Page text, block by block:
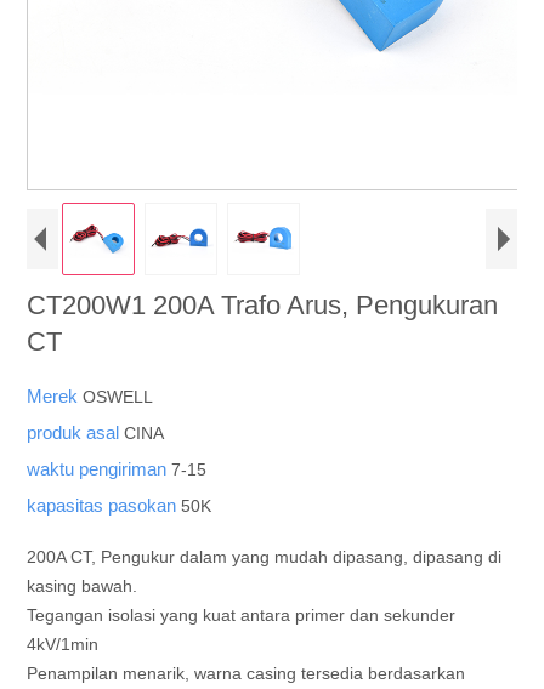
CT200W1 200A Trafo Arus, Pengukuran
CT
MerekOSWELL
produk asalCINA
waktu pengiriman7-15
kapasitas pasokan50K
200A CT, Pengukur dalam yang mudah dipasang, dipasang di
kasing bawah.
Tegangan isolasi yang kuat antara primer dan sekunder
4kV/1min
Penampilan menarik, warna casing tersedia berdasarkan